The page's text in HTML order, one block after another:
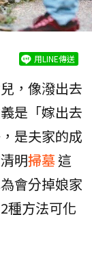
用LINE傳送
，像潑出去
是「嫁出去
是夫家的成
明掃墓這
會分掉娘家
種方法可化